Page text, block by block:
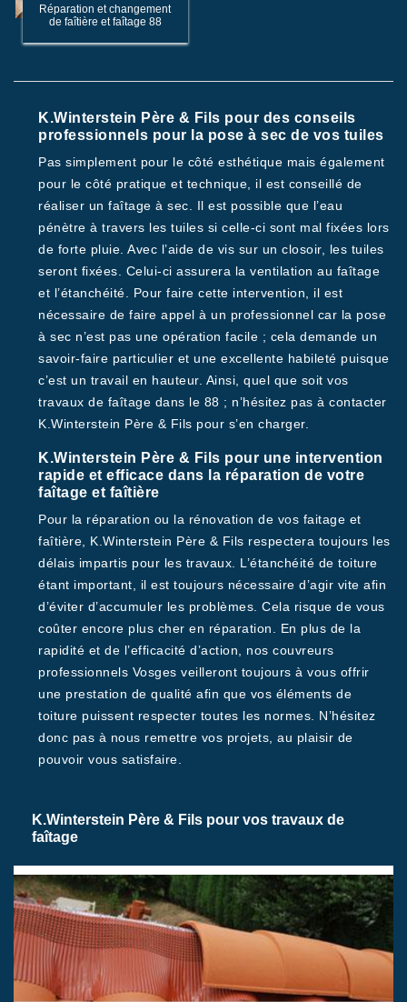
Réparation et changement
de faîtière et faîtage 88
K.Winterstein Père & Fils pour des conseils
professionnels pour la pose à sec de vos tuiles
Pas simplement pour le côté esthétique mais également
pour le côté pratique et technique, il est conseillé de
réaliser un faîtage à sec. Il est possible que l’eau
pénètre à travers les tuiles si celle-ci sont mal fixées lors
de forte pluie. Avec l’aide de vis sur un closoir, les tuiles
seront fixées. Celui-ci assurera la ventilation au faîtage
et l’étanchéité. Pour faire cette intervention, il est
nécessaire de faire appel à un professionnel car la pose
à sec n’est pas une opération facile ; cela demande un
savoir-faire particulier et une excellente habileté puisque
c’est un travail en hauteur. Ainsi, quel que soit vos
travaux de faîtage dans le 88 ; n’hésitez pas à contacter
K.Winterstein Père & Fils pour s’en charger.
K.Winterstein Père & Fils pour une intervention
rapide et efficace dans la réparation de votre
faîtage et faîtière
Pour la réparation ou la rénovation de vos faitage et
faîtière, K.Winterstein Père & Fils respectera toujours les
délais impartis pour les travaux. L’étanchéité de toiture
étant important, il est toujours nécessaire d’agir vite afin
d’éviter d’accumuler les problèmes. Cela risque de vous
coûter encore plus cher en réparation. En plus de la
rapidité et de l’efficacité d’action, nos couvreurs
professionnels Vosges veilleront toujours à vous offrir
une prestation de qualité afin que vos éléments de
toiture puissent respecter toutes les normes. N’hésitez
donc pas à nous remettre vos projets, au plaisir de
pouvoir vous satisfaire.
K.Winterstein Père & Fils pour vos travaux de
faîtage